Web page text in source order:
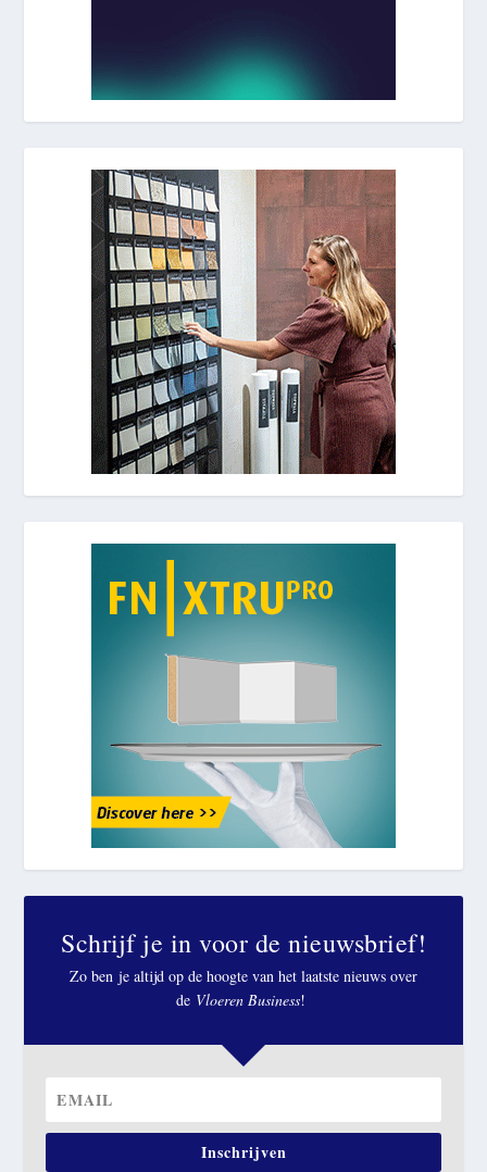
Schrijf je in voor de nieuwsbrief!
Zo ben je altijd op de hoogte van het laatste nieuws over
de Vloeren Business!
Inschrijven